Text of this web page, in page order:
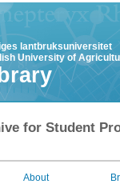
lantbruksuniversitet
University of
for Student
About